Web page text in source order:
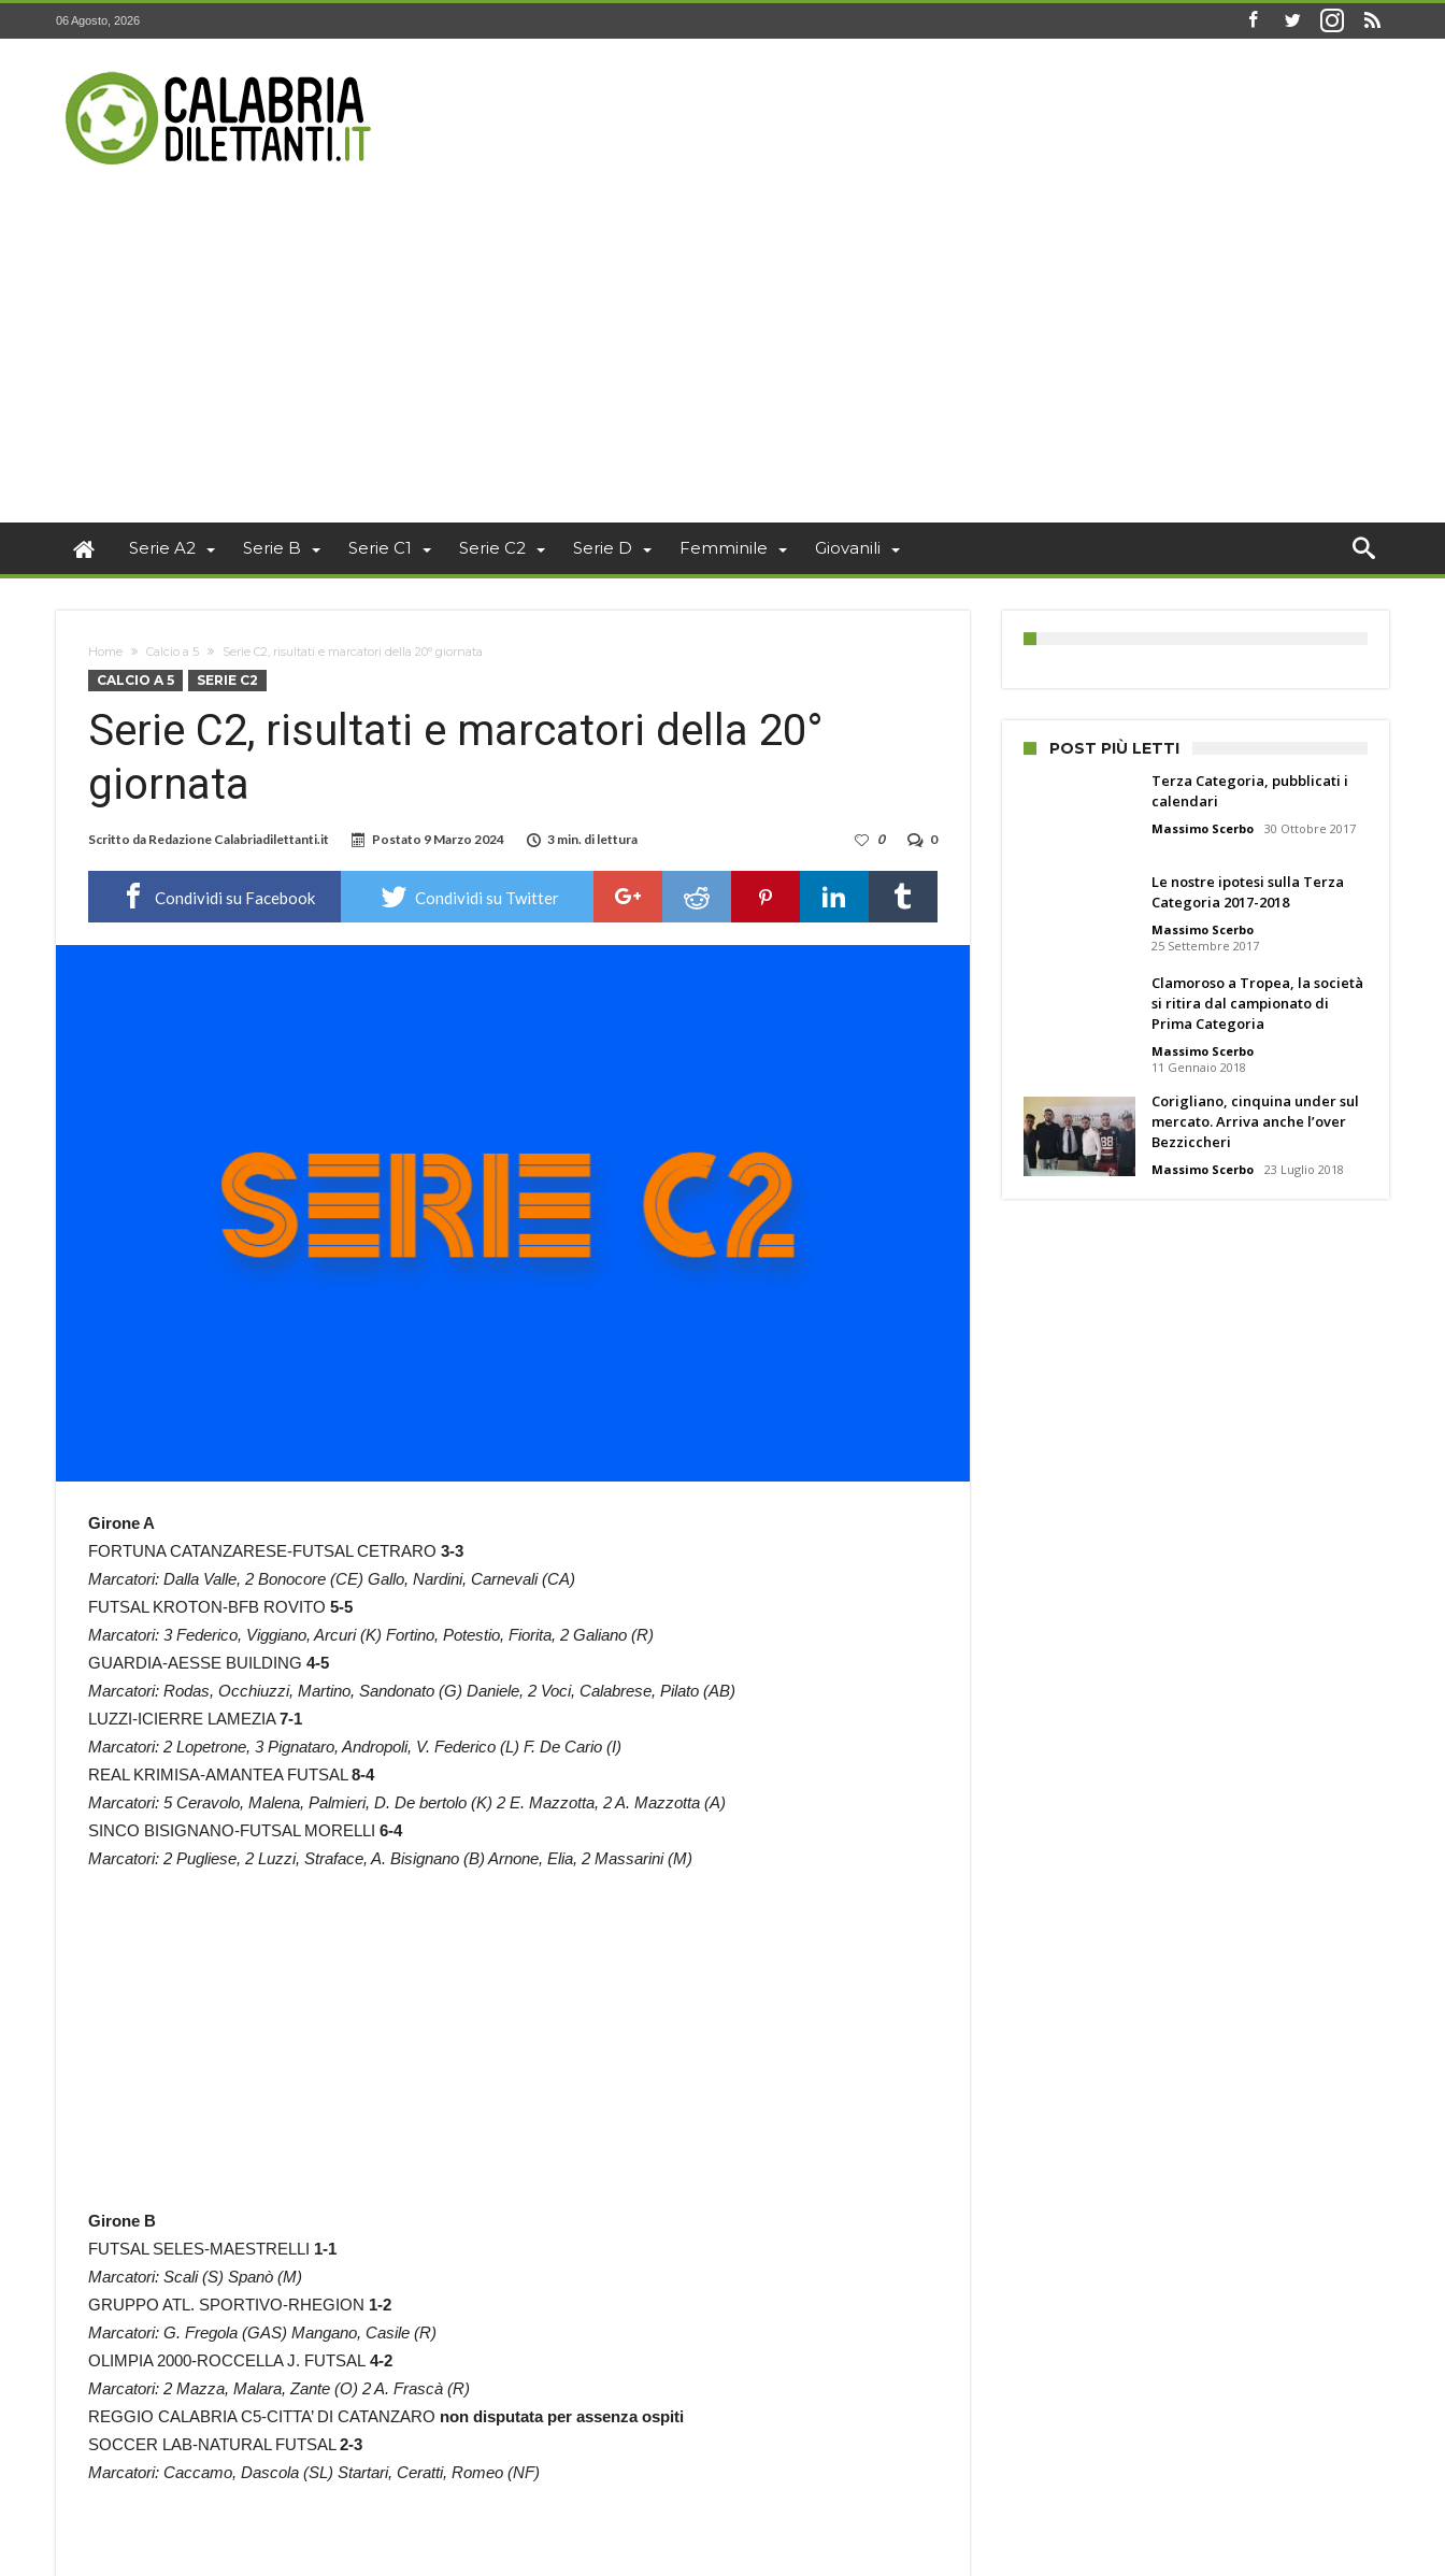
06 Agosto, 2026
Serie A2 Serie B Serie C1 Serie C2 Serie D Femminile Giovanili
Home Calcio a 5 Serie C2, risultati e marcatori della 20° giornata
CALCIO A 5 SERIE C2
Serie C2, risultati e marcatori della 20°
giornata
Scritto da Redazione Calabriadilettanti.it Postato 9 Marzo 2024 3 min. di lettura 0
0
Condividi su Facebook Condividi su Twitter
Girone A
FORTUNA CATANZARESE-FUTSAL CETRARO 3-3
Marcatori: Dalla Valle, 2 Bonocore (CE) Gallo, Nardini, Carnevali (CA)
FUTSAL KROTON-BFB ROVITO 5-5
Marcatori: 3 Federico, Viggiano, Arcuri (K) Fortino, Potestio, Fiorita, 2 Galiano (R)
GUARDIA-AESSE BUILDING 4-5
Marcatori: Rodas, Occhiuzzi, Martino, Sandonato (G) Daniele, 2 Voci, Calabrese, Pilato (AB)
LUZZI-ICIERRE LAMEZIA7-1
Marcatori: 2 Lopetrone, 3 Pignataro, Andropoli, V. Federico (L) F. De Cario (I)
REAL KRIMISA-AMANTEA FUTSAL8-4
Marcatori: 5 Ceravolo, Malena, Palmieri, D. De bertolo (K) 2 E. Mazzotta, 2 A. Mazzotta (A)
SINCO BISIGNANO-FUTSAL MORELLI 6-4
Marcatori: 2 Pugliese, 2 Luzzi, Straface, A. Bisignano (B) Arnone, Elia, 2 Massarini (M)
Girone B
FUTSAL SELES-MAESTRELLI 1-1
Marcatori: Scali (S) Spanò (M)
GRUPPO ATL. SPORTIVO-RHEGION 1-2
Marcatori: G. Fregola (GAS) Mangano, Casile (R)
OLIMPIA 2000-ROCCELLA J. FUTSAL 4-2
Marcatori: 2 Mazza, Malara, Zante (O) 2 A. Frascà (R)
REGGIO CALABRIA C5-CITTA’ DI CATANZARO non disputata per assenza ospiti
SOCCER LAB-NATURAL FUTSAL2-3
Marcatori: Caccamo, Dascola (SL) Startari, Ceratti, Romeo (NF)
POST PIÙ LETTI
Terza Categoria, pubblicati i
calendari
Massimo Scerbo 30 Ottobre 2017
Le nostre ipotesi sulla Terza
Categoria 2017-2018
Massimo Scerbo
25 Settembre 2017
Clamoroso a Tropea, la società
si ritira dal campionato di
Prima Categoria
Massimo Scerbo
11 Gennaio 2018
Corigliano, cinquina under sul
mercato. Arriva anche l’over
Bezziccheri
Massimo Scerbo 23 Luglio 2018